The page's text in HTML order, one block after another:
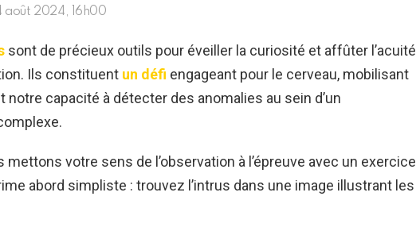
août 2024, 16h00
sont de précieux outils pour éveiller la curiosité et affûter l’acuité
Ils constituent un défi engageant pour le cerveau, mobilisant
notre capacité à détecter des anomalies au sein d’un
mettons votre sens de l’observation à l’épreuve avec un exercice
abord simpliste : trouvez l’intrus dans une image illustrant les